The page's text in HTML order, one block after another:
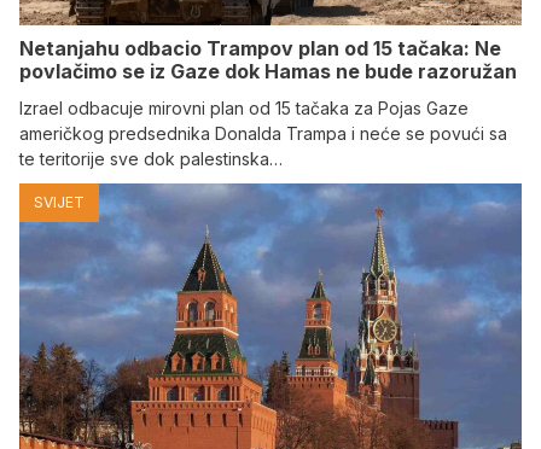
Netanjahu odbacio Trampov plan od 15 tačaka: Ne
povlačimo se iz Gaze dok Hamas ne bude razoružan
Izrael odbacuje mirovni plan od 15 tačaka za Pojas Gaze
američkog predsednika Donalda Trampa i neće se povući sa
te teritorije sve dok palestinska…
SVIJET